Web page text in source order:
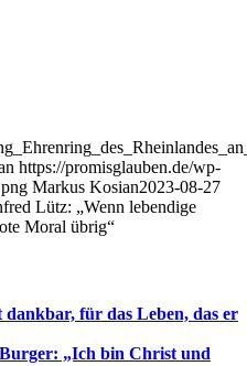
https://promisglauben.de/wp-
Markus Kosian2023-08-27
Lütz: „Wenn lebendige
Moral übrig“
für das Leben, das er
„Ich bin Christ und